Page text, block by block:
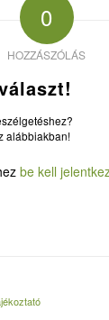
0
HOZZÁSZÓLÁS
alábbiakban!
be kell